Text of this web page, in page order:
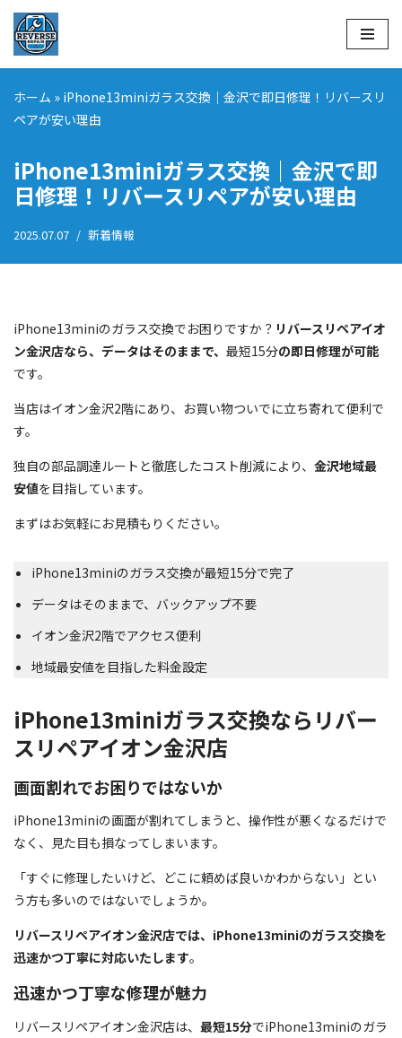
コ
ン
テ
ン
へ
ス
キ
ッ
ホーム » iPhone13miniガラス交換｜金沢で即日修理！リバースリ
ペアが安い理由
iPhone13miniガラス交換｜金沢で即
日修理！リバースリペアが安い理由
2025.07.07 新着情報
iPhone13miniのガラス交換でお困りですか？ リバースリペアイオ
ン金沢店なら、データはそのままで、 最短15分の即日修理が可能
です。
当店はイオン金沢2階にあり、お買い物ついでに立ち寄れて便利で
す。
独自の部品調達ルートと徹底したコスト削減により、 金沢地域最
安値を目指しています。
まずはお気軽にお見積もりください。
iPhone13miniのガラス交換が最短15分で完了
データはそのままで、バックアップ不要
イオン金沢2階でアクセス便利
地域最安値を目指した料金設定
iPhone13miniガラス交換ならリバー
スリペアイオン金沢店
画面割れでお困りではないか
iPhone13miniの画面が割れてしまうと、操作性が悪くなるだけで
なく、見た目も損なってしまいます。
「すぐに修理したいけど、どこに頼めば良いかわからない」とい
う方も多いのではないでしょうか。
リバースリペアイオン金沢店では、iPhone13miniのガラス交換を
迅速かつ丁寧に対応いたします。
迅速かつ丁寧な修理が魅力
リバースリペアイオン金沢店は、 最短15分でiPhone13miniのガラ